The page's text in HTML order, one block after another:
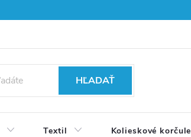
HĽADAŤ
Textil Kolieskové korčule